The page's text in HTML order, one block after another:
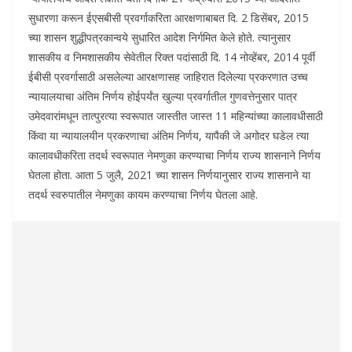
सुधारणा करून ईएसबीसी प्रवर्गाकरिता आरक्षणाबाबत दि. 2 डिसेंबर, 2015
च्या शासन शुद्धीपत्रकान्वये सुधारित आदेश निर्गमित केले होते. त्यानुसार
शासकीय व निमशासकीय सेवेतील रिक्त पदांसाठी दि. 14 नोव्हेंबर, 2014 पूर्वी
ईबीसी प्रवर्गासाठी असलेल्या आरक्षणासह जाहिरात दिलेल्या प्रकरणात उच्च
न्यायालयाचा अंतिम निर्णय होईपर्यंत खुल्या प्रवर्गातील गुणवत्तेनुसार पात्र
उमेदवारांमधून तात्पुरत्या स्वरूपात जास्तीत जास्त 11 महिन्यांच्या कालावधीसाठी
किंवा या न्यायालयीन प्रकरणाचा अंतिम निर्णय, यापैकी जे अगोदर घडेल त्या
कालावधीकरिता तदर्थ स्वरूपात नेमणुका करण्याचा निर्णय राज्य शासनाने निर्णय
घेतला होता. आता 5 जुलै, 2021 च्या शासन निर्णयानुसार राज्य शासनाने या
तदर्थ स्वरुपातील नेमणुका कायम करण्याचा निर्णय घेतला आहे.